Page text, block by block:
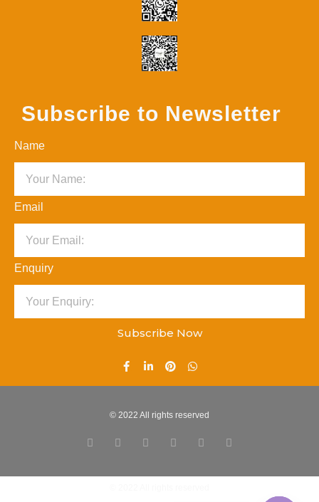
Subscribe to Newsletter
Name
Email
Enquiry
Subscribe Now
© 2022 All rights reserved